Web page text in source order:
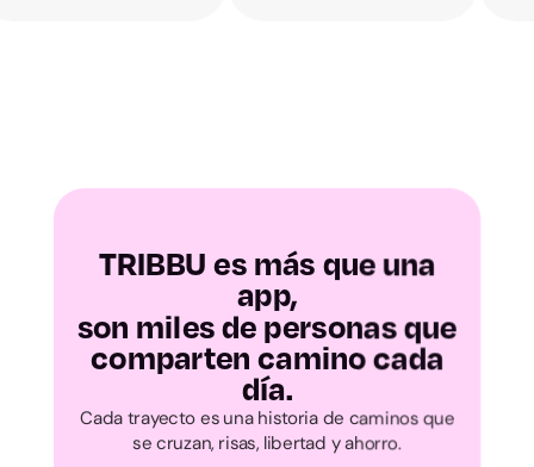
Las Palmas
Santa Cruz de
Tenerife
Cantabria
Ávila
TRIBBU es más que una
app,
son miles de personas que
comparten camino cada
día.
Cada trayecto es una historia de caminos que
se cruzan, risas, libertad y ahorro.